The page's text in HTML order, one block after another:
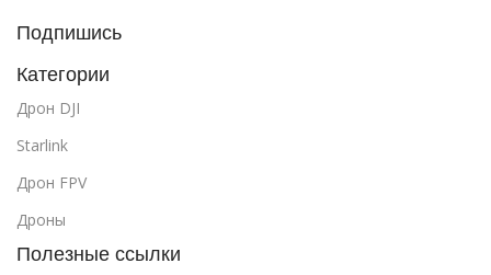
Подпишись
Категории
Дрон DJI
Starlink
Дрон FPV
Дроны
Полезные ссылки